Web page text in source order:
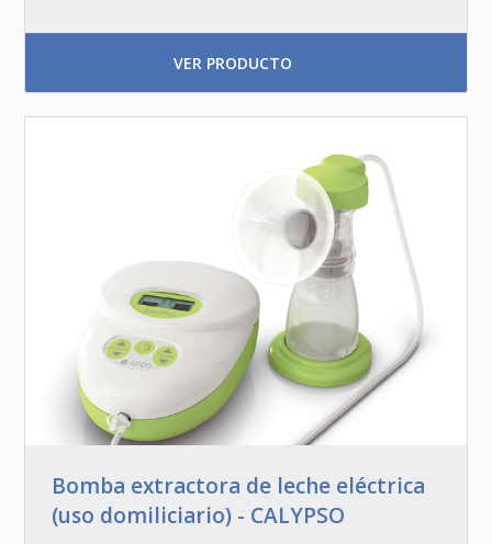
VER PRODUCTO
Bomba extractora de leche eléctrica
(uso domiliciario) - CALYPSO